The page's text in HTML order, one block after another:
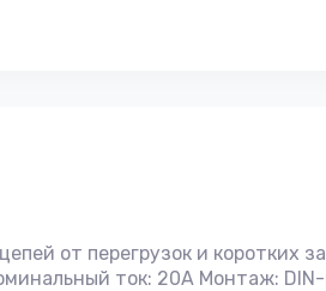
от перегрузок и коротких
ток: 20А Монтаж: